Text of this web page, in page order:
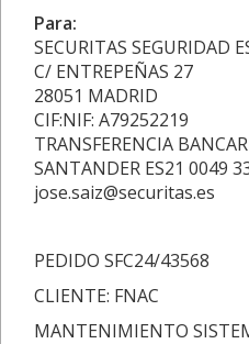
Para:
SECURITAS SEGURIDAD
C/ ENTREPEÑAS 27
28051 MADRID
CIF:NIF: A79252219
TRANSFERENCIA
SANTANDER ES21 0049
jose.saiz@securitas.es
PEDIDO SFC24/43568
CLIENTE: FNAC
MANTENIMIENTO